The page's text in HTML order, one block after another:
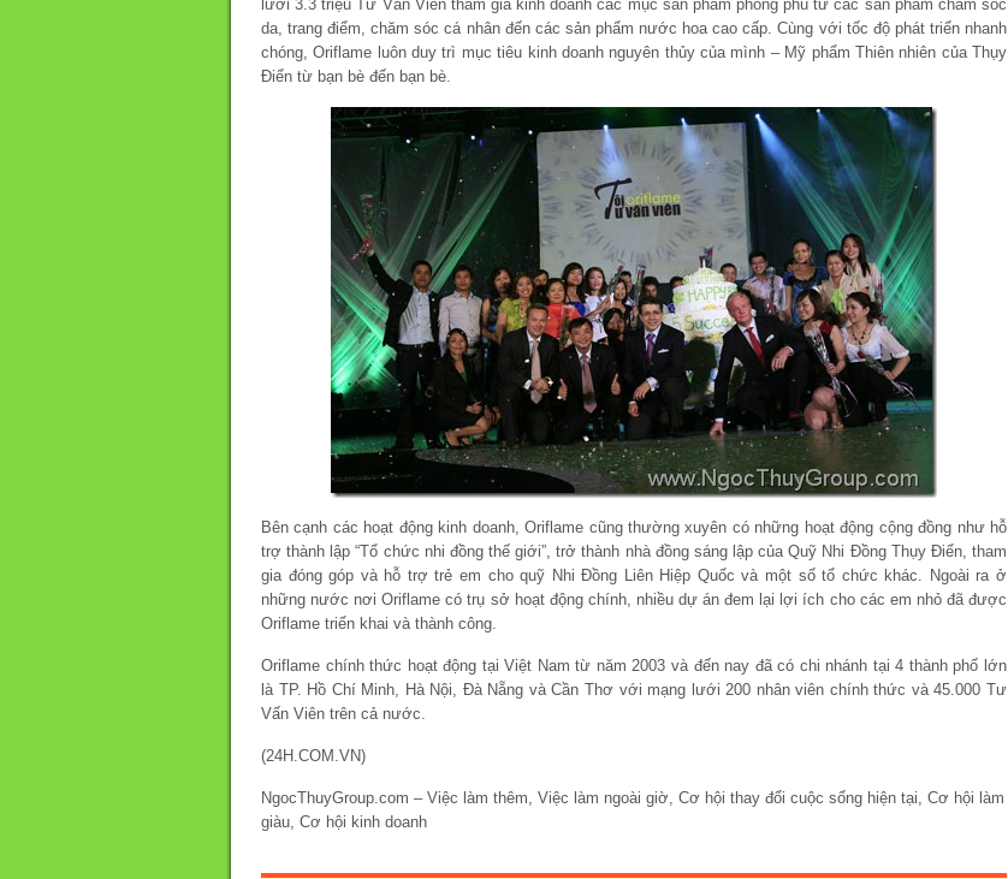
lưới 3.3 triệu Tư Vấn Viên tham gia kinh doanh các mục sản phẩm phong phú từ các sản phẩm chăm sóc
da, trang điểm, chăm sóc cá nhân đến các sản phẩm nước hoa cao cấp. Cùng với tốc độ phát triển nhanh
chóng, Oriflame luôn duy trì mục tiêu kinh doanh nguyên thủy của mình – Mỹ phẩm Thiên nhiên của Thụy
Điển từ bạn bè đến bạn bè.
Bên cạnh các hoạt động kinh doanh, Oriflame cũng thường xuyên có những hoạt động cộng đồng như hỗ
trợ thành lập “Tổ chức nhi đồng thế giới”, trở thành nhà đồng sáng lập của Quỹ Nhi Đồng Thụy Điển, tham
gia đóng góp và hỗ trợ trẻ em cho quỹ Nhi Đồng Liên Hiệp Quốc và một số tổ chức khác. Ngoài ra ở
những nước nơi Oriflame có trụ sở hoạt động chính, nhiều dự án đem lại lợi ích cho các em nhỏ đã được
Oriflame triển khai và thành công.
Oriflame chính thức hoạt động tại Việt Nam từ năm 2003 và đến nay đã có chi nhánh tại 4 thành phố lớn
là TP. Hồ Chí Minh, Hà Nội, Đà Nẵng và Cần Thơ với mạng lưới 200 nhân viên chính thức và 45.000 Tư
Vấn Viên trên cả nước.
(24H.COM.VN)
NgocThuyGroup.com – Việc làm thêm, Việc làm ngoài giờ, Cơ hội thay đổi cuộc sống hiện tại, Cơ hội làm
giàu, Cơ hội kinh doanh